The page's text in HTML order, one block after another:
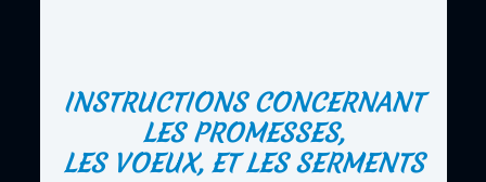
INSTRUCTIONS CONCERNANT
LES PROMESSES,
LES VOEUX, ET LES SERMENTS